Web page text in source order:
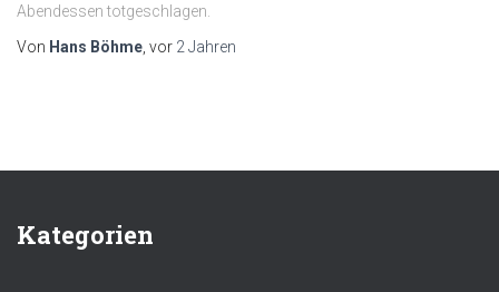
Abendessen totgeschlagen.
Von Hans Böhme , vor 2 Jahren
Kategorien